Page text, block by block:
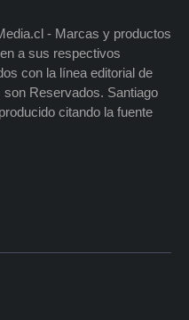
- Marcas y productos
a sus respectivos
con la línea editorial de
Reservados. Santiago
citando la fuente